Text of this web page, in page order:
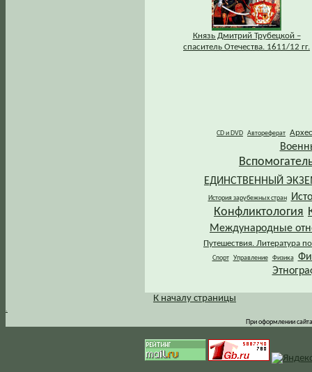
Князь Дмитрий Трубецкой –
спаситель Отечества. 1611/12 гг.
CD и DVD Автореферат
ЕДИНСТВЕННЫЙ
История зарубежных стран
Конфликтология
Международные
Путешествия. Литература
Спорт Управление Физика
.
К началу страницы
При оформлении